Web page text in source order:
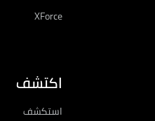
XForce
اكتشف
استكشف